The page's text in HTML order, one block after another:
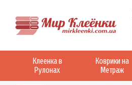
Клеенка в
Рулонах
Коврики на
Метраж